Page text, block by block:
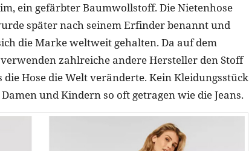
ein gefärbter Baumwollstoff. Die Nietenhose
später nach seinem Erfinder benannt und
die Marke weltweit gehalten. Da auf dem
zahlreiche andere Hersteller den Stoff
Hose die Welt veränderte. Kein Kleidungsstück
und Kindern so oft getragen wie die Jeans.